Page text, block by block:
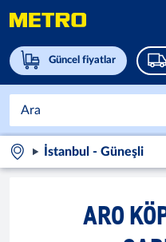
Güncel fiyatlar
İstanbul - Güneşli
ARO